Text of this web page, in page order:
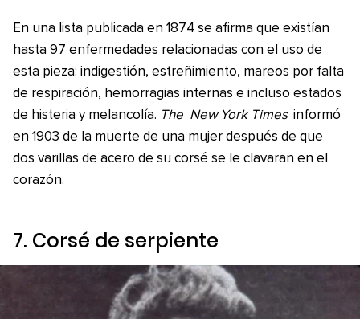
En una lista publicada en 1874 se afirma que existían
hasta 97 enfermedades relacionadas con el uso de
esta pieza: indigestión, estreñimiento, mareos por falta
de respiración, hemorragias internas e incluso estados
de histeria y melancolía. The New York Times informó
en 1903 de la muerte de una mujer después de que
dos varillas de acero de su corsé se le clavaran en el
corazón.
7. Corsé de serpiente